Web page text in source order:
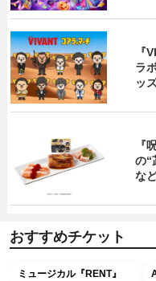
『
ラ
ッ
『
の“
な
おすすめチケット
ミュージカル『RENT』